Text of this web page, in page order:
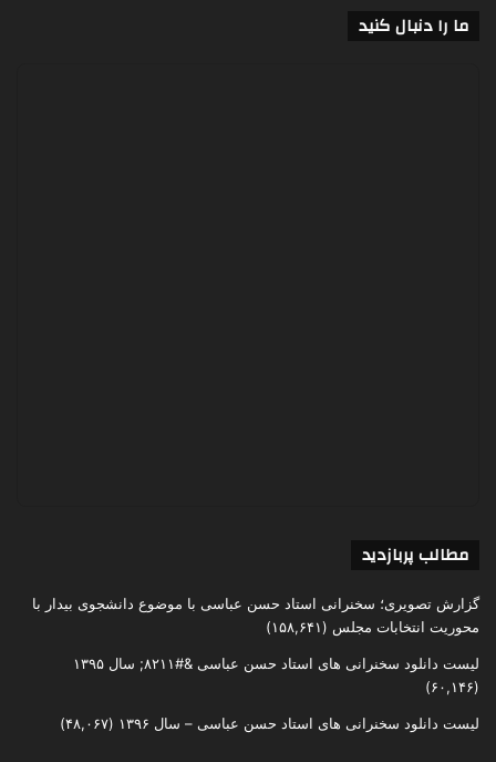
ما را دنبال کنید
مطالب پربازدید
گزارش تصویری؛ سخنرانی استاد حسن عباسی با موضوع دانشجوی بیدار با
محوریت انتخابات مجلس (۱۵۸,۶۴۱)
لیست دانلود سخنرانی های استاد حسن عباسی &#۸۲۱۱; سال ۱۳۹۵
(۶۰,۱۴۶)
لیست دانلود سخنرانی های استاد حسن عباسی – سال ۱۳۹۶ (۴۸,۰۶۷)